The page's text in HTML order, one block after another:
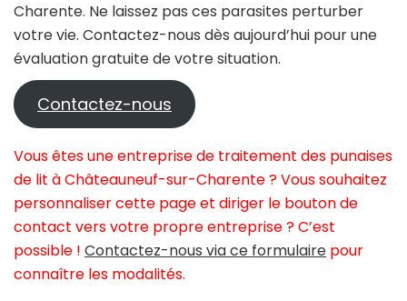
Charente. Ne laissez pas ces parasites perturber
votre vie. Contactez-nous dès aujourd’hui pour une
évaluation gratuite de votre situation.
Contactez-nous
Vous êtes une entreprise de traitement des punaises
de lit à Châteauneuf-sur-Charente ? Vous souhaitez
personnaliser cette page et diriger le bouton de
contact vers votre propre entreprise ? C’est
possible ! Contactez-nous via ce formulaire pour
connaître les modalités.